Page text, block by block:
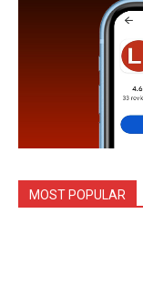
MOST POPULAR